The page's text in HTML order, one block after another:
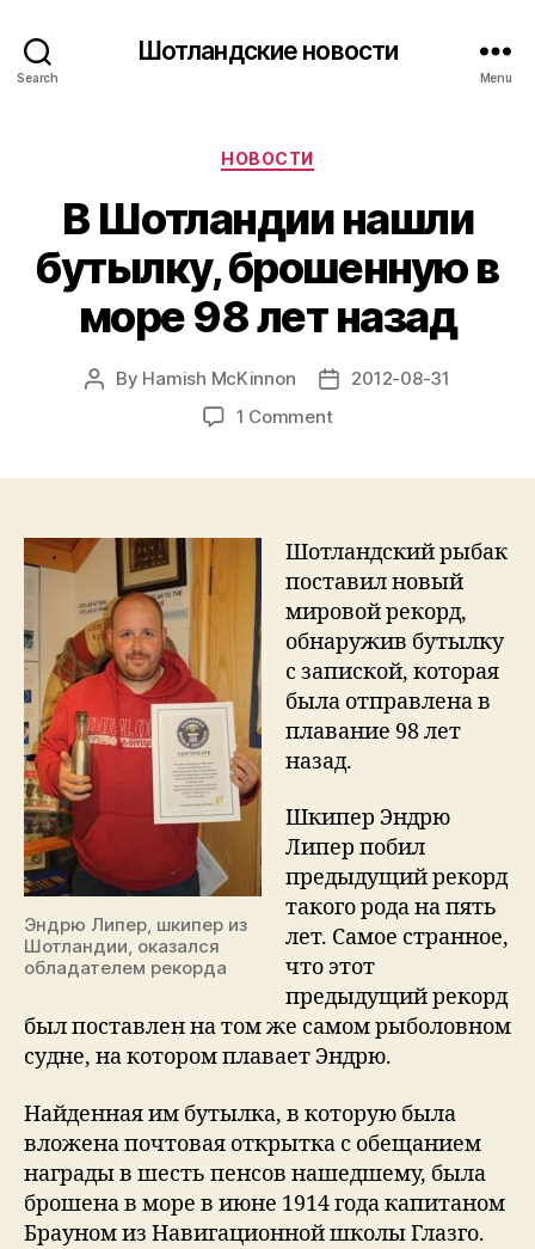
Search
Шотландские новости
Menu
Categories
НОВОСТИ
В Шотландии нашли
бутылку, брошенную в
море 98 лет назад
Post
By Hamish McKinnon
Post2012-08-31
1 Commenton
брошенную
в
море
98
лет
назад
Эндрю Липер, шкипер из
Шотландии, оказался
обладателем рекорда
Шотландский рыбак
поставил новый
мировой рекорд,
обнаружив бутылку
с запиской, которая
была отправлена в
плавание 98 лет
назад.
Шкипер Эндрю
Липер побил
предыдущий рекорд
такого рода на пять
лет. Самое странное,
что этот
предыдущий рекорд
был поставлен на том же самом рыболовном
судне, на котором плавает Эндрю.
Найденная им бутылка, в которую была
вложена почтовая открытка с обещанием
награды в шесть пенсов нашедшему, была
брошена в море в июне 1914 года капитаном
Брауном из Навигационной школы Глазго.